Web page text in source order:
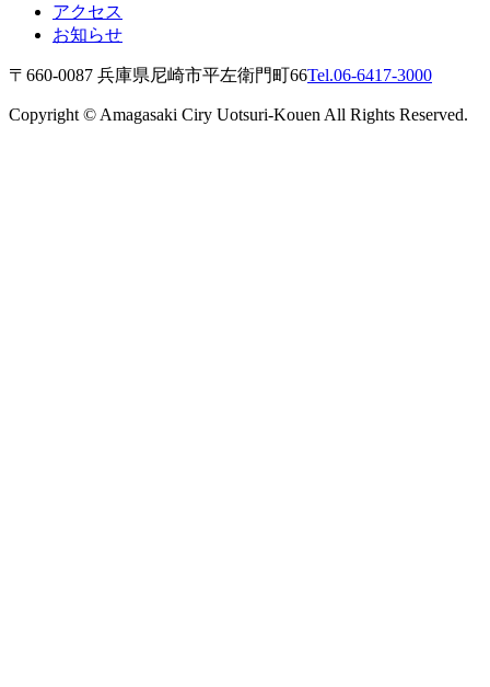
アクセス
お知らせ
〒660-0087 兵庫県尼崎市平左衛門町66Tel.06-6417-3000
Copyright © Amagasaki Ciry Uotsuri-Kouen All Rights Reserved.